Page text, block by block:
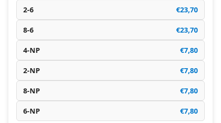
2-6 €23,70
8-6 €23,70
4-NP €7,80
2-NP €7,80
8-NP €7,80
6-NP €7,80